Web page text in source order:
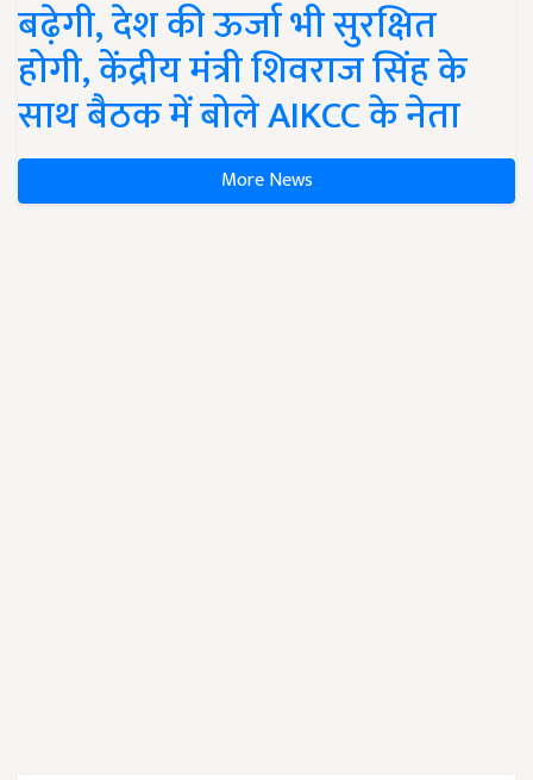
बढ़ेगी, देश की ऊर्जा भी सुरक्षित
होगी, केंद्रीय मंत्री शिवराज सिंह के
साथ बैठक में बोले AIKCC के नेता
More News